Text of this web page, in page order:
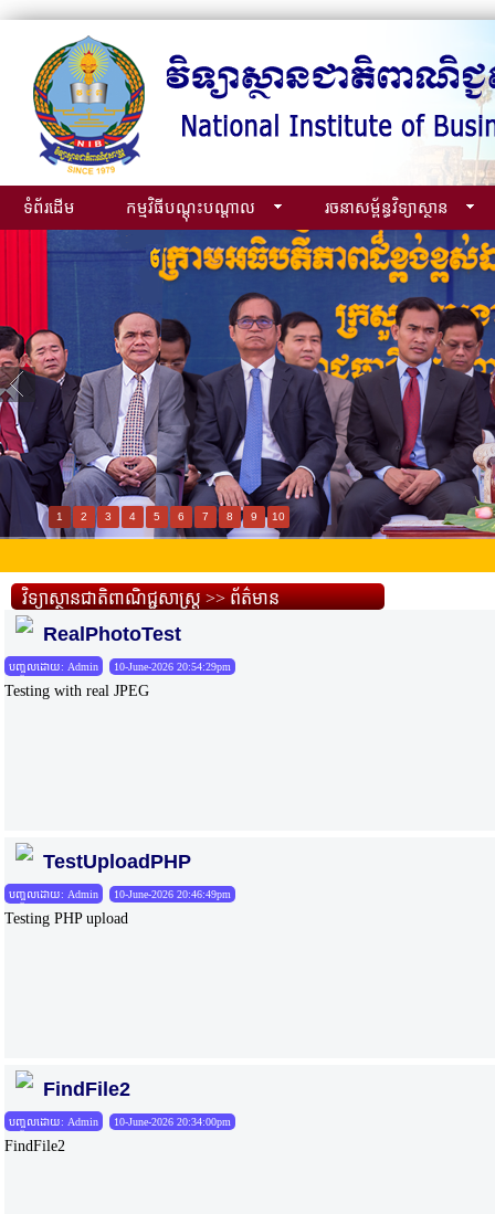
ទំព័រដើម កម្មវិធីបណ្ដុះបណ្ដាល រចនាសម្ព័ន្ធវិទ្យាស្ថាន
1 2 3 4 5 6 7 8 9 10
វិទ្យាស្ថានជាតិពាណិជ្ជសាស្រ្ដ >> ព័ត៌មាន
RealPhotoTest
បញ្ចូលដោយ: Admin 10-June-2026 20:54:29pm
Testing with real JPEG
TestUploadPHP
បញ្ចូលដោយ: Admin 10-June-2026 20:46:49pm
Testing PHP upload
FindFile2
បញ្ចូលដោយ: Admin 10-June-2026 20:34:00pm
FindFile2